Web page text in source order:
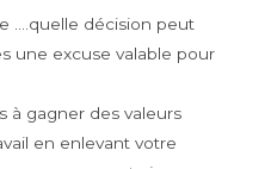
….quelle décision peut
une excuse valable pour
à gagner des valeurs
en enlevant votre